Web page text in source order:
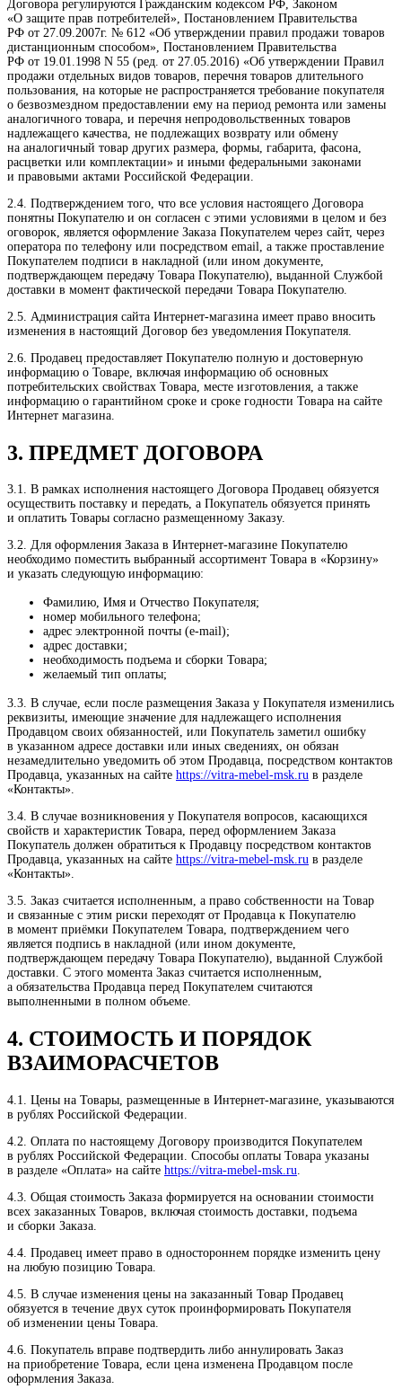
Договора регулируются Гражданским кодексом РФ, Законом
«О защите прав потребителей», Постановлением Правительства
РФ от 27.09.2007г. № 612 «Об утверждении правил продажи товаров
дистанционным способом», Постановлением Правительства
РФ от 19.01.1998 N 55 (ред. от 27.05.2016) «Об утверждении Правил
продажи отдельных видов товаров, перечня товаров длительного
пользования, на которые не распространяется требование покупателя
о безвозмездном предоставлении ему на период ремонта или замены
аналогичного товара, и перечня непродовольственных товаров
надлежащего качества, не подлежащих возврату или обмену
на аналогичный товар других размера, формы, габарита, фасона,
расцветки или комплектации» и иными федеральными законами
и правовыми актами Российской Федерации.
2.4. Подтверждением того, что все условия настоящего Договора
понятны Покупателю и он согласен с этими условиями в целом и без
оговорок, является оформление Заказа Покупателем через сайт, через
оператора по телефону или посредством email, а также проставление
Покупателем подписи в накладной (или ином документе,
подтверждающем передачу Товара Покупателю), выданной Службой
доставки в момент фактической передачи Товара Покупателю.
2.5. Администрация сайта Интернет-магазина имеет право вносить
изменения в настоящий Договор без уведомления Покупателя.
2.6. Продавец предоставляет Покупателю полную и достоверную
информацию о Товаре, включая информацию об основных
потребительских свойствах Товара, месте изготовления, а также
информацию о гарантийном сроке и сроке годности Товара на сайте
Интернет магазина.
3. ПРЕДМЕТ ДОГОВОРА
3.1. В рамках исполнения настоящего Договора Продавец обязуется
осуществить поставку и передать, а Покупатель обязуется принять
и оплатить Товары согласно размещенному Заказу.
3.2. Для оформления Заказа в Интернет-магазине Покупателю
необходимо поместить выбранный ассортимент Товара в «Корзину»
и указать следующую информацию:
Фамилию, Имя и Отчество Покупателя;
номер мобильного телефона;
адрес электронной почты (e-mail);
адрес доставки;
необходимость подъема и сборки Товара;
желаемый тип оплаты;
3.3. В случае, если после размещения Заказа у Покупателя изменились
реквизиты, имеющие значение для надлежащего исполнения
Продавцом своих обязанностей, или Покупатель заметил ошибку
в указанном адресе доставки или иных сведениях, он обязан
незамедлительно уведомить об этом Продавца, посредством контактов
Продавца, указанных на сайте https://vitra-mebel-msk.ru в разделе
«Контакты».
3.4. В случае возникновения у Покупателя вопросов, касающихся
свойств и характеристик Товара, перед оформлением Заказа
Покупатель должен обратиться к Продавцу посредством контактов
Продавца, указанных на сайте https://vitra-mebel-msk.ru в разделе
«Контакты».
3.5. Заказ считается исполненным, а право собственности на Товар
и связанные с этим риски переходят от Продавца к Покупателю
в момент приёмки Покупателем Товара, подтверждением чего
является подпись в накладной (или ином документе,
подтверждающем передачу Товара Покупателю), выданной Службой
доставки. С этого момента Заказ считается исполненным,
а обязательства Продавца перед Покупателем считаются
выполненными в полном объеме.
4. СТОИМОСТЬ И ПОРЯДОК
ВЗАИМОРАСЧЕТОВ
4.1. Цены на Товары, размещенные в Интернет-магазине, указываются
в рублях Российской Федерации.
4.2. Оплата по настоящему Договору производится Покупателем
в рублях Российской Федерации. Способы оплаты Товара указаны
в разделе «Оплата» на сайте https://vitra-mebel-msk.ru.
4.3. Общая стоимость Заказа формируется на основании стоимости
всех заказанных Товаров, включая стоимость доставки, подъема
и сборки Заказа.
4.4. Продавец имеет право в одностороннем порядке изменить цену
на любую позицию Товара.
4.5. В случае изменения цены на заказанный Товар Продавец
обязуется в течение двух суток проинформировать Покупателя
об изменении цены Товара.
4.6. Покупатель вправе подтвердить либо аннулировать Заказ
на приобретение Товара, если цена изменена Продавцом после
оформления Заказа.